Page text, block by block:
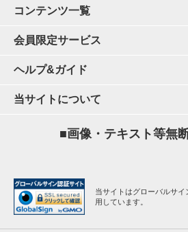
コンテンツ一覧
会員限定サービス
ヘルプ&ガイド
当サイトについて
■画像・テキスト等無
当サイトはグローバルサ
用しています。